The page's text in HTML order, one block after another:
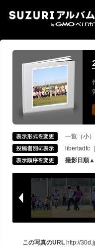
一覧（小）
libertadfc
撮影日順▲
この写真のURL http://